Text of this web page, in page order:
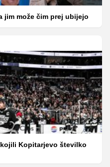
jim može čim prej ubijejo
Kopitarjevo številko